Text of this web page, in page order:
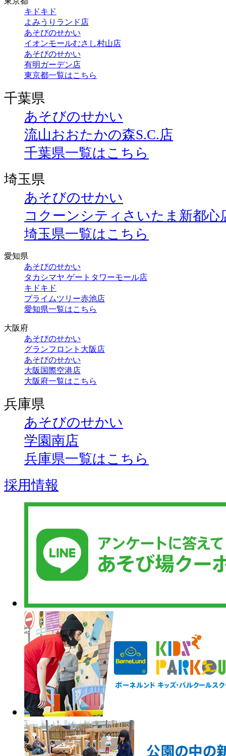
キドキド
よみうりランド店
あそびのせかい
イオンモールむさし村山店
あそびのせかい
有明ガーデン店
東京都一覧はこちら
千葉県
あそびのせかい
流山おおたかの森S.C.店
千葉県一覧はこちら
埼玉県
あそびのせかい
コクーンシティさいたま新都心
埼玉県一覧はこちら
愛知県
あそびのせかい
タカシマヤ ゲートタワーモール店
キドキド
プライムツリー赤池店
愛知県一覧はこちら
大阪府
あそびのせかい
グランフロント大阪店
あそびのせかい
大阪国際空港店
大阪府一覧はこちら
兵庫県
あそびのせかい
学園南店
兵庫県一覧はこちら
採用情報